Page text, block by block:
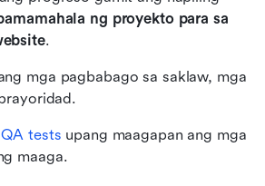
ng proyekto para sa
.
mga pagbabago sa saklaw, mga
QA tests upang maagapan ang mga
maaga.